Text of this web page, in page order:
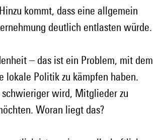
kommt, dass eine allgemein
deutlich entlasten würde.
– das ist ein Problem, mit dem
lokale Politik zu kämpfen haben.
wird, Mitglieder zu
Woran liegt das?